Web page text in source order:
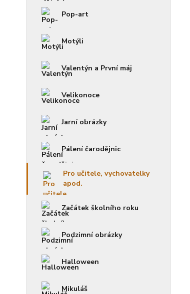
Pop-art
Motýli
Valentýn a První máj
Velikonoce
Jarní obrázky
Pálení čarodějnic
Pro učitele, vychovatelky
apod.
Začátek školního roku
Podzimní obrázky
Halloween
Mikuláš